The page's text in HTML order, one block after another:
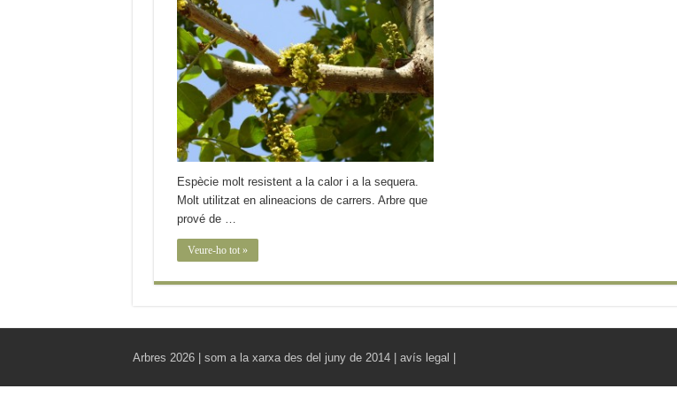
Espècie molt resistent a la calor i a la sequera.
Molt utilitzat en alineacions de carrers. Arbre que
prové de …
Veure-ho tot »
Arbres 2026 | som a la xarxa des del juny de 2014 | avís legal